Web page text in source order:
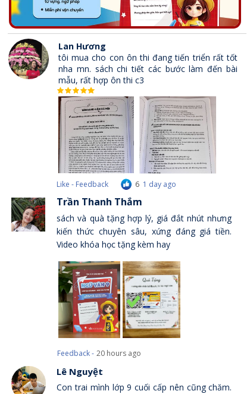
tôi mua cho con ôn thi đang tiến triển rất tốt
nha mn. sách chi tiết các bước làm đến bài
mẫu, rất hợp ôn thi c3
Lan Hương
Like - Feedback 6 1 day ago
sách và quà tặng hợp lý, giá đắt nhút nhưng
kiến thức chuyên sâu, xứng đáng giá tiền.
Video khóa học tặng kèm hay
Trần Thanh Thắm
Feedback - 20 hours ago
Lê Nguyệt
Con trai mình lớp 9 cuối cấp nên cũng chăm.